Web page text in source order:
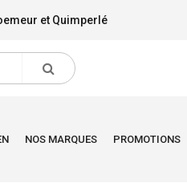
et Quimperlé
NOS MARQUES PROMOTIONS